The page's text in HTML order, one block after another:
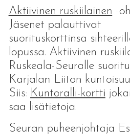
Aktiivinen ruskiilainen -
Jäsenet palauttivat
suorituskorttinsa
lopussa. Aktiivinen
Ruskeala-Seuralle
Karjalan Liiton
Siis: Kuntoralli-kortti
saa lisätietoja.
Seuran puheenjohtaja